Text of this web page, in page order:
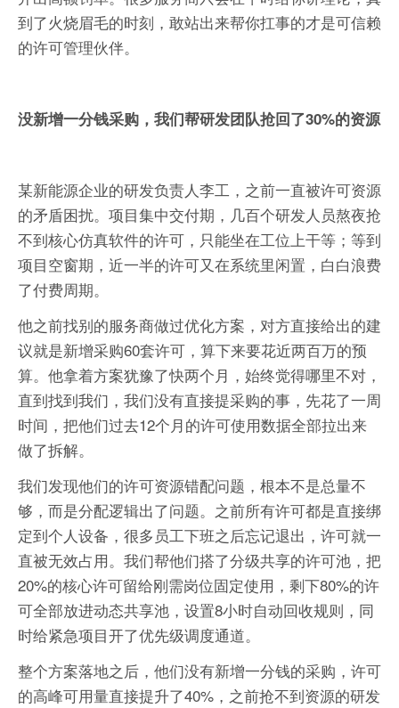
到了火烧眉毛的时刻，敢站出来帮你扛事的才是可信赖
的许可管理伙伴。
没新增一分钱采购，我们帮研发团队抢回了30%的资源
某新能源企业的研发负责人李工，之前一直被许可资源
的矛盾困扰。项目集中交付期，几百个研发人员熬夜抢
不到核心仿真软件的许可，只能坐在工位上干等；等到
项目空窗期，近一半的许可又在系统里闲置，白白浪费
了付费周期。
他之前找别的服务商做过优化方案，对方直接给出的建
议就是新增采购60套许可，算下来要花近两百万的预
算。他拿着方案犹豫了快两个月，始终觉得哪里不对，
直到找到我们，我们没有直接提采购的事，先花了一周
时间，把他们过去12个月的许可使用数据全部拉出来
做了拆解。
我们发现他们的许可资源错配问题，根本不是总量不
够，而是分配逻辑出了问题。之前所有许可都是直接绑
定到个人设备，很多员工下班之后忘记退出，许可就一
直被无效占用。我们帮他们搭了分级共享的许可池，把
20%的核心许可留给刚需岗位固定使用，剩下80%的许
可全部放进动态共享池，设置8小时自动回收规则，同
时给紧急项目开了优先级调度通道。
整个方案落地之后，他们没有新增一分钱的采购，许可
的高峰可用量直接提升了40%，之前抢不到资源的研发